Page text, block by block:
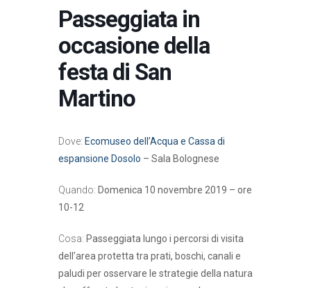
Passeggiata in
occasione della
festa di San
Martino
Dove: Ecomuseo dell’Acqua e Cassa di
espansione Dosolo – Sala Bolognese
Quando: Domenica 10 novembre 2019 – ore
10-12
Cosa: Passeggiata lungo i percorsi di visita
dell’area protetta tra prati, boschi, canali e
paludi per osservare le strategie della natura